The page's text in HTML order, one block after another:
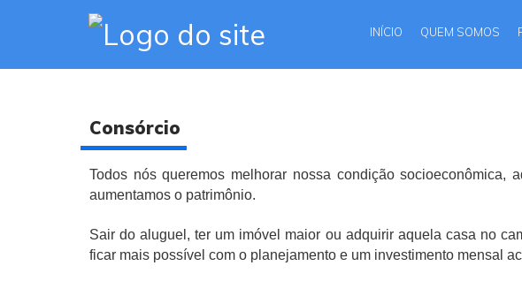
INÍCIO QUEM SOMOS
Consórcio
​Todos nós queremos melhorar nossa condição
aumentamos o patrimônio.
Sair do aluguel, ter um imóvel maior ou adquirir aquela casa no
ficar mais possível com o planejamento e um investimento mensal